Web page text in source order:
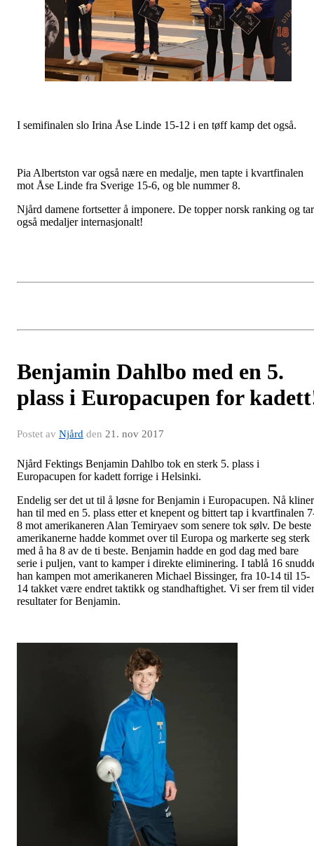
I semifinalen slo Irina Åse Linde 15-12 i en tøff kamp det også.
Pia Albertston var også nære en medalje, men tapte i kvartfinalen
mot Åse Linde fra Sverige 15-6, og ble nummer 8.
Njård damene fortsetter å imponere. De topper norsk ranking og tar
også medaljer internasjonalt!
Benjamin Dahlbo med en 5.
plass i Europacupen for
Postet av Njård den 21. nov 2017
Njård Fektings Benjamin Dahlbo tok en sterk 5. plass i
Europacupen for kadett forrige i Helsinki.
Endelig ser det ut til å løsne for Benjamin i Europacupen. Nå kliner
han til med en 5. plass etter et knepent og bittert tap i kvartfinalen
8 mot amerikaneren Alan Temiryaev som senere tok sølv. De beste
amerikanerne hadde kommet over til Europa og markerte seg sterk
med å ha 8 av de ti beste. Benjamin hadde en god dag med bare
serie i puljen, vant to kamper i direkte eliminering. I tablå 16
han kampen mot amerikaneren Michael Bissinger, fra 10-14 til 15-
14 takket være endret taktikk og standhaftighet. Vi ser frem til
resultater for Benjamin.